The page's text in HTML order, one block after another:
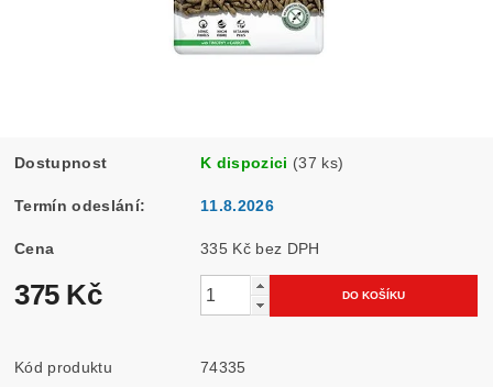
Dostupnost K dispozici (37 ks)
Termín odeslání: 11.8.2026
Cena 335 Kč bez DPH
375 Kč
Kód produktu 74335